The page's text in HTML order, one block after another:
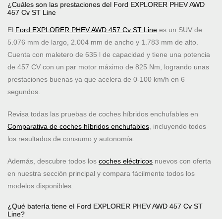
¿Cuáles son las prestaciones del Ford EXPLORER PHEV AWD
457 Cv ST Line
El Ford EXPLORER PHEV AWD 457 Cv ST Line es un SUV de
5.076 mm de largo, 2.004 mm de ancho y 1.783 mm de alto.
Cuenta con maletero de 635 l de capacidad y tiene una potencia
de 457 CV con un par motor máximo de 825 Nm, logrando unas
prestaciones buenas ya que acelera de 0-100 km/h en 6
segundos.
Revisa todas las pruebas de coches híbridos enchufables en
Comparativa de coches híbridos enchufables , incluyendo todos
los resultados de consumo y autonomía.
Además, descubre todos los coches eléctricos nuevos con oferta
en nuestra sección principal y compara fácilmente todos los
modelos disponibles.
¿Qué batería tiene el Ford EXPLORER PHEV AWD 457 Cv ST
Line?